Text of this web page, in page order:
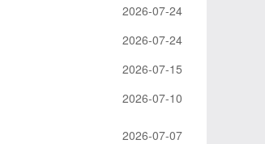
2026-07-24
2026-07-24
2026-07-15
2026-07-10
2026-07-07